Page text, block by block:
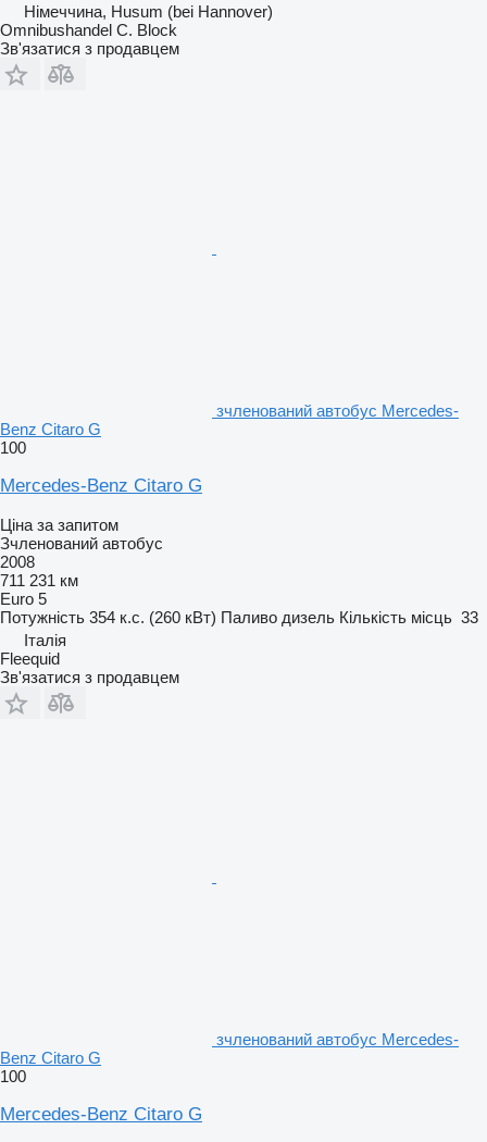
Німеччина, Husum (bei Hannover)
Omnibushandel C. Block
Зв'язатися з продавцем
зчленований автобус Mercedes-
Benz Citaro G
100
Mercedes-Benz Citaro G
Ціна за запитом
Зчленований автобус
2008
711 231 км
Euro 5
Потужність 354 к.с. (260 кВт) Паливо дизель Кількість місць 33
Італія
Fleequid
Зв'язатися з продавцем
зчленований автобус Mercedes-
Benz Citaro G
100
Mercedes-Benz Citaro G